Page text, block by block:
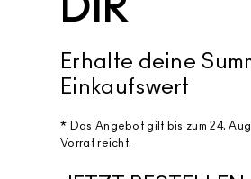
DIR
Erhalte deine
Einkaufswert​
* Das Angebot gilt bis zum 24.
Vorrat reicht.